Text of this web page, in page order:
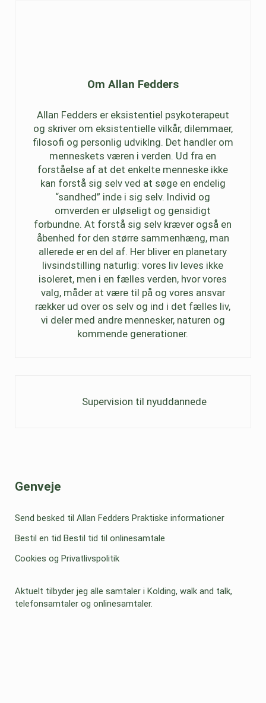
Om Allan Fedders
Allan Fedders er eksistentiel psykoterapeut
og skriver om eksistentielle vilkår, dilemmaer,
filosofi og personlig udviklng. Det handler om
menneskets væren i verden. Ud fra en
forståelse af at det enkelte menneske ikke
kan forstå sig selv ved at søge en endelig
“sandhed” inde i sig selv. Individ og
omverden er uløseligt og gensidigt
forbundne. At forstå sig selv kræver også en
åbenhed for den større sammenhæng, man
allerede er en del af. Her bliver en planetary
livsindstilling naturlig: vores liv leves ikke
isoleret, men i en fælles verden, hvor vores
valg, måder at være til på og vores ansvar
rækker ud over os selv og ind i det fælles liv,
vi deler med andre mennesker, naturen og
kommende generationer.
Supervision til nyuddannede
Sidebar
Genveje
Send besked til Allan Fedders Praktiske informationer
Bestil en tid Bestil tid til onlinesamtale
Cookies og Privatlivspolitik
Aktuelt tilbyder jeg alle samtaler i Kolding, walk and talk,
telefonsamtaler og onlinesamtaler.